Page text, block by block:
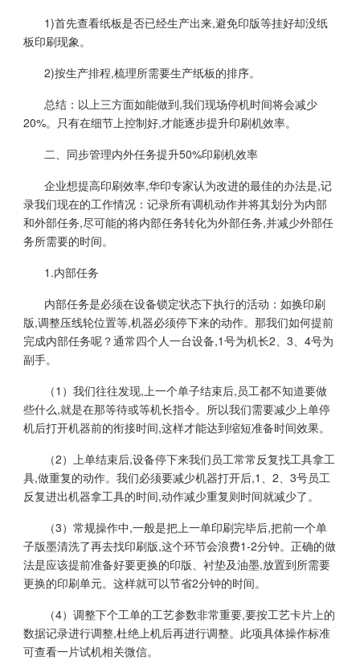
1)首先查看纸板是否已经生产出来,避免印版等挂好却没纸
板印刷现象。
2)按生产排程,梳理所需要生产纸板的排序。
总结：以上三方面如能做到,我们现场停机时间将会减少
20%。只有在细节上控制好,才能逐步提升印刷机效率。
二、同步管理内外任务提升50%印刷机效率
企业想提高印刷效率,华印专家认为改进的最佳的办法是,记
录我们现在的工作情况：记录所有调机动作并将其划分为内部
和外部任务,尽可能的将内部任务转化为外部任务,并减少外部任
务所需要的时间。
1.内部任务
内部任务是必须在设备锁定状态下执行的活动：如换印刷
版,调整压线轮位置等,机器必须停下来的动作。那我们如何提前
完成内部任务呢？通常四个人一台设备,1号为机长2、3、4号为
副手。
（1）我们往往发现,上一个单子结束后,员工都不知道要做
些什么,就是在那等待或等机长指令。所以我们需要减少上单停
机后打开机器前的衔接时间,这样才能达到缩短准备时间效果。
（2）上单结束后,设备停下来我们员工常常反复找工具拿工
具,做重复的动作。我们必须要减少机器打开后,1、2、3号员工
反复进出机器拿工具的时间,动作减少重复则时间就减少了。
（3）常规操作中,一般是把上一单印刷完毕后,把前一个单
子版墨清洗了再去找印刷版,这个环节会浪费1-2分钟。正确的做
法是应该提前准备好要更换的印版、衬垫及油墨,放置到所需要
更换的印刷单元。这样就可以节省2分钟的时间。
（4）调整下个工单的工艺参数非常重要,要按工艺卡片上的
数据记录进行调整,杜绝上机后再进行调整。此项具体操作标准
可查看一片试机相关微信。